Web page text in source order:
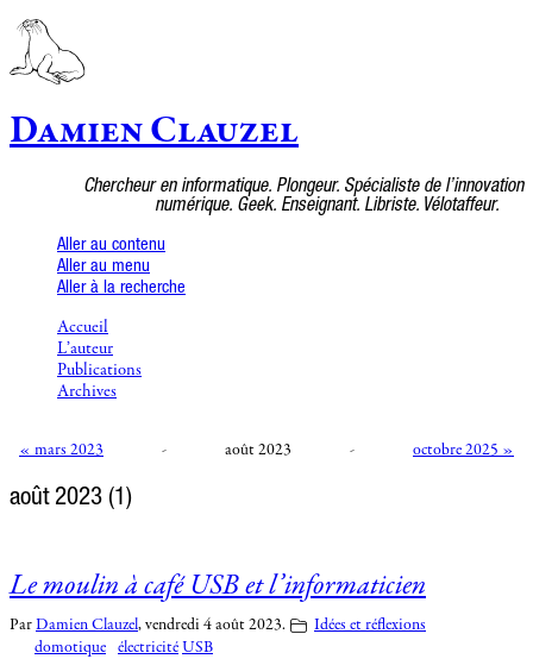
Damien Clauzel
Chercheur en informatique. Plongeur. Spécialiste de l’innovation
numérique. Geek. Enseignant. Libriste. Vélotaffeur.
Aller au contenu
Aller au menu
Aller à la recherche
Accueil
L’auteur
Publications
Archives
« mars 2023 - août 2023 - octobre 2025 »
août 2023 (1)
Le moulin à café USB et l’informaticien
Par Damien Clauzel, vendredi 4 août 2023.
Idées et réflexions
domotique
électricité USB